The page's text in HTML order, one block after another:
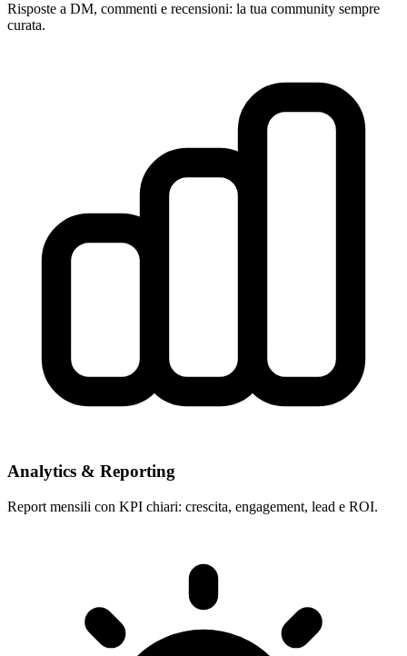
Risposte a DM, commenti e recensioni: la tua community sempre
curata.
Analytics & Reporting
Report mensili con KPI chiari: crescita, engagement, lead e ROI.